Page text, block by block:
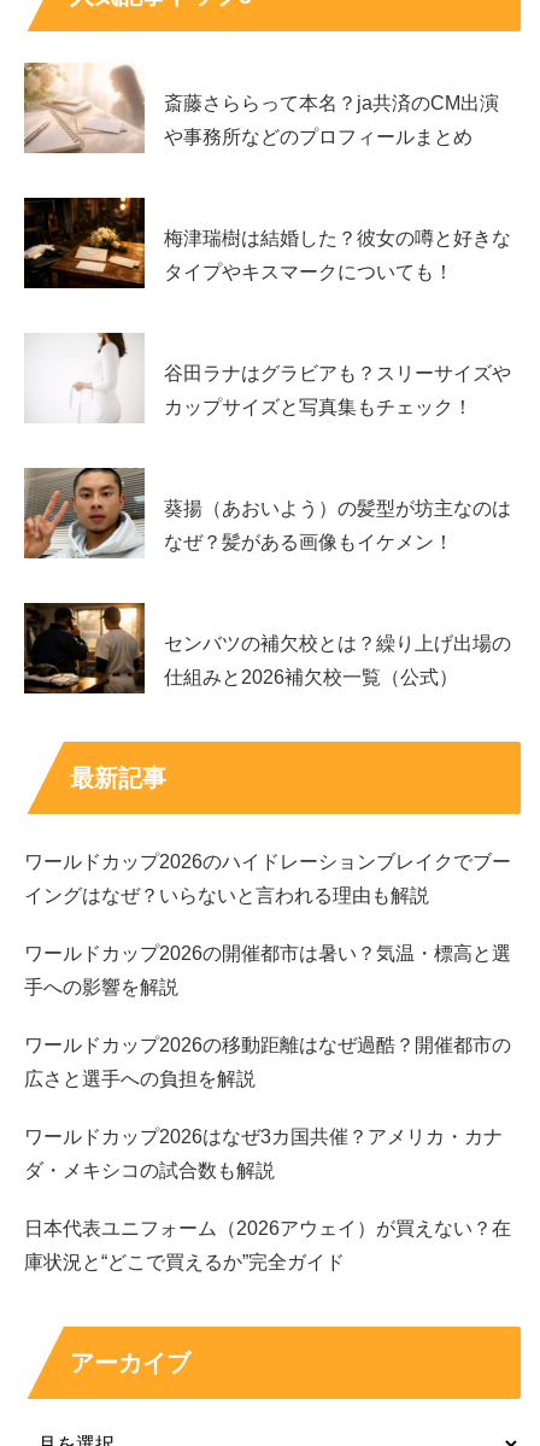
プロフィールを表で紹介
山田彩歩さんの基本プロフィールは以下の通りです。公開
情報をもとに整理すると、北海道出身で、ショートアイア
の経歴をあわせ持つ女子プロゴルファー
名前
山田彩歩
生年月日
出身地
北海道札幌市
身長
157cm
出身校
プロ入会
2021年6月26日、93期生
得意クラブ
ショートアイアン
所属
山田彩歩さんは、幼い頃からゴルフを始め、北海道のジュ
ニア大会などで経験を積んできました。高校時代には北海
道高等学校ゴルフ選手権で団体優勝を経験し、国民体育大
会の北海道代表にも選ばれています。
プロテストには簡単に合格したわけではなく、挑戦を重ね
てプロ入りをつかんだ努力型の選手です。
魅力をさらに深めています。見た目の印象から入った人
も、経歴を知ると応援したくなるはずです。
主な成績と今後の注目点
山田彩歩さんは、マイナビネクストヒロインゴルフツアー
で優勝経験があり、プロ入り後はレギュラーツアーやステ
アーでは2023年のニトリレディスで33位タイ、2024年の
北海道meijiカップで45位タイといった成績があります。
斎藤さららって本名？ja共済のCM出演
や事務所などのプロフィールまとめ
梅津瑞樹は結婚した？彼女の噂と好きな
タイプやキスマークについても！
谷田ラナはグラビアも？スリーサイズや
カップサイズと写真集もチェック！
葵揚（あおいよう）の髪型が坊主なのは
なぜ？髪がある画像もイケメン！
センバツの補欠校とは？繰り上げ出場の
仕組みと2026補欠校一覧（公式）
最新記事
ワールドカップ2026のハイドレーションブレイクでブー
イングはなぜ？いらないと言われる理由も解説
ワールドカップ2026の開催都市は暑い？気温・標高と選
手への影響を解説
ワールドカップ2026の移動距離はなぜ過酷？開催都市の
広さと選手への負担を解説
ワールドカップ2026はなぜ3カ国共催？アメリカ・カナ
ダ・メキシコの試合数も解説
日本代表ユニフォーム（2026アウェイ）が買えない？在
庫状況と“どこで買えるか”完全ガイド
アーカイブ